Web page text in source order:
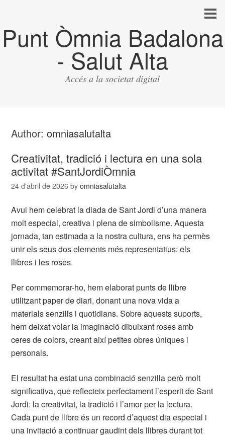
Punt Òmnia Badalona
- Salut Alta
Accés a la societat digital
Author:omniasalutalta
Creativitat, tradició i lectura en una sola
activitat #SantJordiÒmnia
24 d'abril de 2026 byomniasalutalta
Avui hem celebrat la diada de Sant Jordi d’una manera
molt especial, creativa i plena de simbolisme. Aquesta
jornada, tan estimada a la nostra cultura, ens ha permès
unir els seus dos elements més representatius: els
llibres i les roses.
Per commemorar-ho, hem elaborat punts de llibre
utilitzant paper de diari, donant una nova vida a
materials senzills i quotidians. Sobre aquests suports,
hem deixat volar la imaginació dibuixant roses amb
ceres de colors, creant així petites obres úniques i
personals.
El resultat ha estat una combinació senzilla però molt
significativa, que reflecteix perfectament l’esperit de Sant
Jordi: la creativitat, la tradició i l’amor per la lectura.
Cada punt de llibre és un record d’aquest dia especial i
una invitació a continuar gaudint dels llibres durant tot